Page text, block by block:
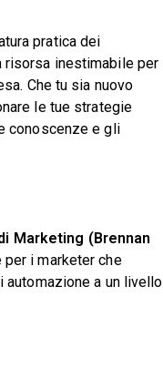
pratica dei
risorsa inestimabile per
Che tu sia nuovo
le tue strategie
conoscenze e gli
Marketing (Brennan
per i marketer che
a un livello